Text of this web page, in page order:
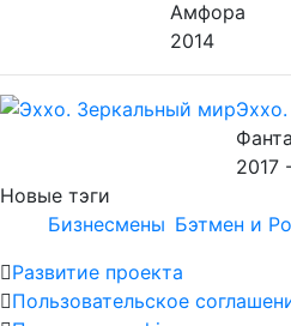
Амфора
2014
2017
Новые тэги
Бизнесмены Бэтмен и
Развитие проекта
Пользовательское